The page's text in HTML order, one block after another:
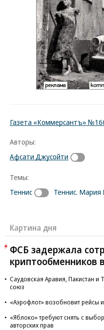
Газета «Коммерсантъ»
Авторы:
Афсати Джусойти
Темы:
Теннис
Теннис.
Картина дня
ФСБ задержала
криптообменников
Саудовская Аравия, Пакистан
союз
«Аэрофлот» возобновит рейсы
«Яблоко» требуют снять с
авторских прав